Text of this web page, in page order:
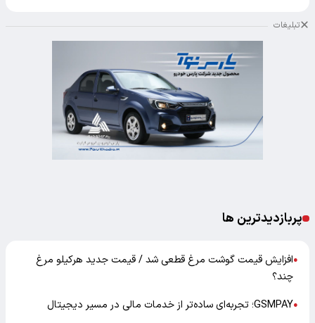
تبلیغات
پربازدیدترین ها
●افزایش قیمت گوشت مرغ قطعی شد / قیمت جدید هرکیلو مرغ
چند؟
●GSMPAY؛ تجربه‌ای ساده‌تر از خدمات مالی در مسیر دیجیتال